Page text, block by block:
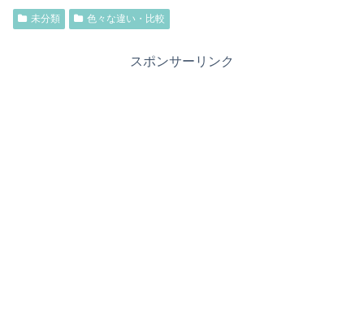
未分類 色々な違い・比較
スポンサーリンク